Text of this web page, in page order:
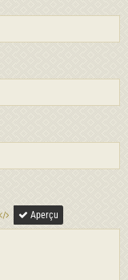
Aperçu